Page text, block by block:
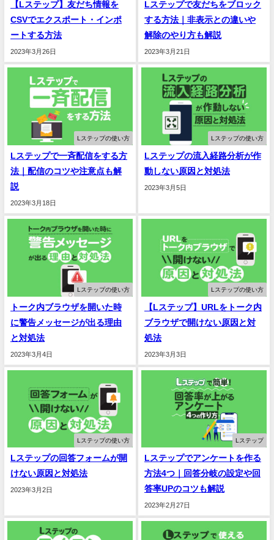
【Lステップ】友だち情報を
CSVでエクスポート・インポ
ートする方法
2023年3月26日
Lステップで友だちをブロック
する方法｜非表示との違いや
解除のやり方も解説
2023年3月21日
Lステップの使い方
Lステップで一斉配信をする方
法｜配信のコツや注意点も解
説
2023年3月18日
Lステップの使い方
Lステップの流入経路分析が作
動しない原因と対処法
2023年3月5日
Lステップの使い方
トーク内ブラウザを開いた時
に警告メッセージが出る理由
と対処法
2023年3月4日
Lステップの使い方
【Lステップ】URLをトーク内
ブラウザで開けない原因と対
処法
2023年3月3日
Lステップの使い方
Lステップの回答フォームが開
けない原因と対処法
2023年3月2日
Lステップ
Lステップでアンケートを作る
方法4つ｜回答分岐の設定や回
答率UPのコツも解説
2023年2月27日